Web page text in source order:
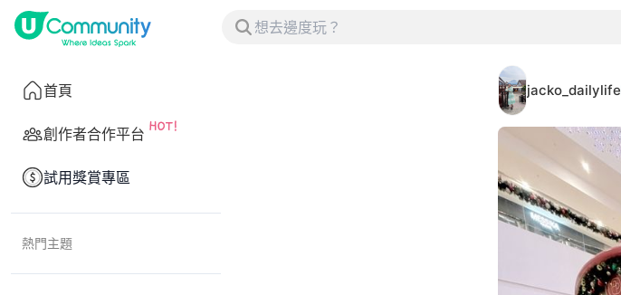
首頁
創作者合作平台
試用獎賞專區
熱門主題
jacko_dailylife